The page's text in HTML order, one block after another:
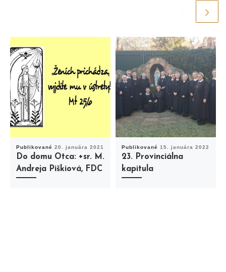
Publikované 20. januára 2021
Do domu Otca: +sr. M.
Andreja Piškiová, FDC
Publikované 15. januára 2022
23. Provinciálna
kapitula